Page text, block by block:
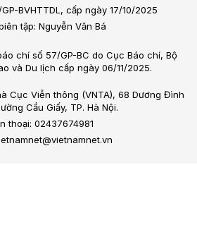
BVHTTDL, cấp ngày 17/10/2025
tập: Nguyễn Văn Bá
chí số 57/GP-BC do Cục Báo chí, Bộ
và Du lịch cấp ngày 06/11/2025.
Cục Viễn thông (VNTA), 68 Dương Đình
Cầu Giấy, TP. Hà Nội.
thoại: 02437674981